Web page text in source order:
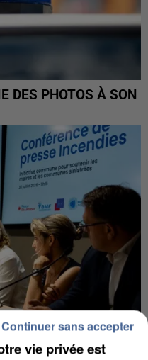
DES PHOTOS À SON
vie privée est
Continuer sans accepter